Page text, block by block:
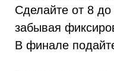
Сделайте от 8
забывая
В финале